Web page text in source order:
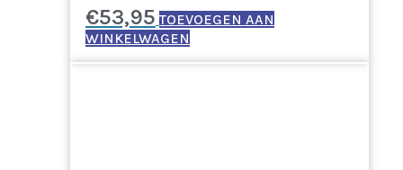
€53,95 TOEVOEGEN AAN
WINKELWAGEN